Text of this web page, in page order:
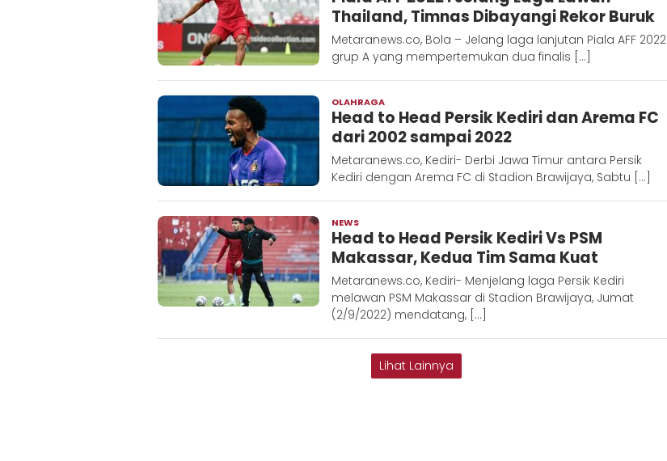
Thailand, Timnas Dibayangi Rekor Buruk
Metaranews.co, Bola – Jelang laga lanjutan Piala AFF 2022
grup A yang mempertemukan dua finalis […]
OLAHRAGA
Metaranews
Head to Head Persik Kediri dan Arema FC
dari 2002 sampai 2022
Metaranews.co, Kediri- Derbi Jawa Timur antara Persik
Kediri dengan Arema FC di Stadion Brawijaya, Sabtu […]
NEWS
Metaranews
Head to Head Persik Kediri Vs PSM
Makassar, Kedua Tim Sama Kuat
Metaranews.co, Kediri- Menjelang laga Persik Kediri
melawan PSM Makassar di Stadion Brawijaya, Jumat
(2/9/2022) mendatang, […]
Lihat Lainnya